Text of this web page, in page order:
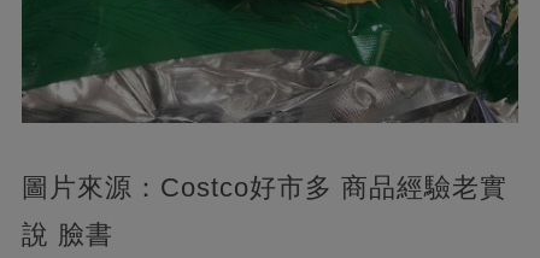
圖片來源：Costco好市多 商品經驗老實
說 臉書